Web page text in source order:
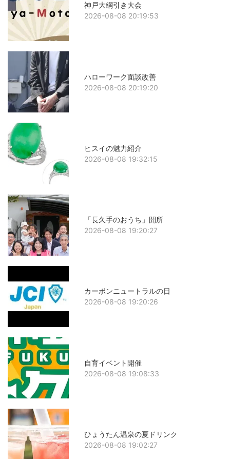
神戸大綱引き大会
2026-08-08 20:19:53
ハローワーク面談改善
2026-08-08 20:19:20
ヒスイの魅力紹介
2026-08-08 19:32:15
「長久手のおうち」開所
2026-08-08 19:20:27
カーボンニュートラルの日
2026-08-08 19:20:26
自育イベント開催
2026-08-08 19:08:33
ひょうたん温泉の夏ドリンク
2026-08-08 19:02:27